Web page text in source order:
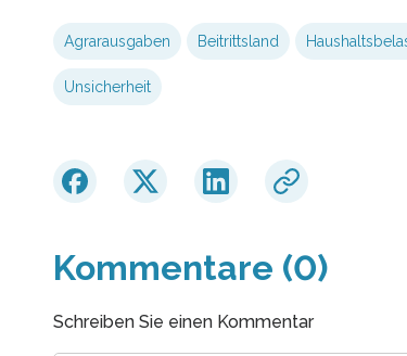
Agrarausgaben Beitrittsland
Unsicherheit
Kommentare (0)
Schreiben Sie einen Kommentar